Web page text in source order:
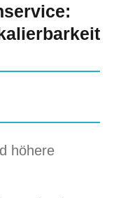
höhere